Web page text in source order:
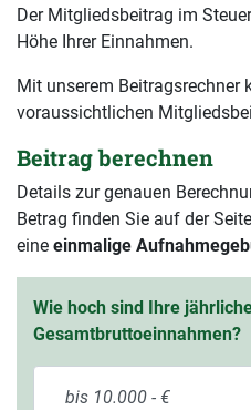
Der Mitgliedsbeitrag im
Höhe Ihrer Einnahmen.
Mit unserem Beitragsrechner
voraussichtlichen
Beitrag berechnen
Details zur genauen
Betrag finden Sie auf der Seite
eine einmalige
Wie hoch sind Ihre
Gesamtbruttoeinnahmen?